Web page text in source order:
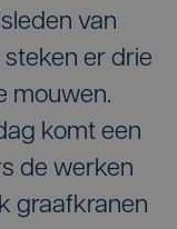
van
er drie
mouwen.
komt een
de werken
graafkranen